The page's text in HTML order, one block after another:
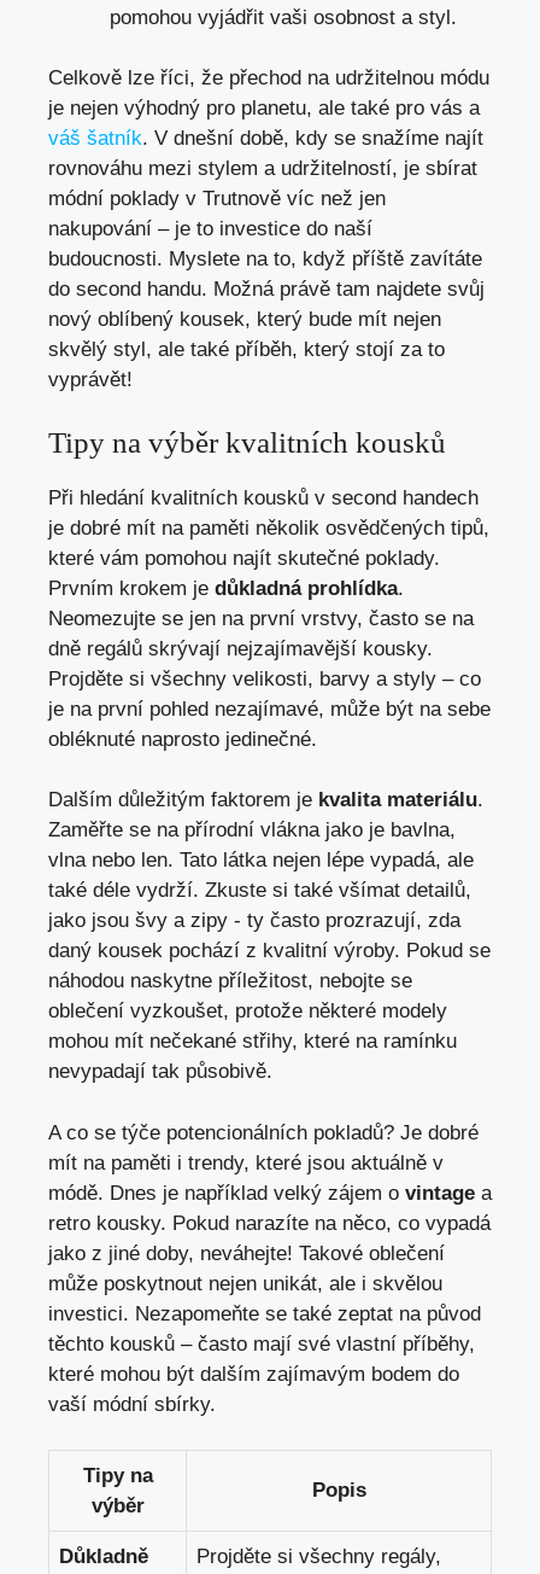
pomohou vyjádřit vaši osobnost‌ a styl.
Celkově lze říci, že přechod na udržitelnou módu
je nejen výhodný pro ⁤planetu,⁣ ale také pro vás​ a
váš šatník.⁢ V dnešní době, kdy ⁢se‍ snažíme najít
rovnováhu mezi stylem a udržitelností, je‌ sbírat
módní poklady v ​Trutnově ‌víc než jen
nakupování – je to investice⁤ do naší⁣
budoucnosti. Myslete na to, když příště zavítáte
do ⁤second ⁢handu. Možná ⁤právě ‌tam‍ najdete svůj
nový oblíbený kousek, který bude mít nejen‍
skvělý styl, ​ale také příběh, který‌ stojí ‌za to
vyprávět!
Tipy na ‍výběr kvalitních kousků
Při hledání kvalitních⁢ kousků ⁢v second⁣ handech
je dobré mít na ‍paměti několik​ osvědčených tipů,
​které vám ​pomohou najít ​skutečné poklady.
Prvním krokem je důkladná prohlídka.
‍Neomezujte se jen na první vrstvy, ‍často se na
dně regálů skrývají nejzajímavější kousky.
Projděte ​si všechny velikosti, ⁤barvy a styly ​– co​
je na první pohled nezajímavé,‍ může být na sebe
⁢obléknuté naprosto‌ jedinečné.
Dalším ⁢důležitým ⁤faktorem ⁣je kvalita materiálu.
⁣Zaměřte se na‍ přírodní vlákna jako ​je bavlna,
vlna⁣ nebo len. Tato látka nejen lépe ‍vypadá, ale
také ⁢déle vydrží. ‌Zkuste si⁤ také všímat ⁤detailů,
jako jsou⁤ švy a​ zipy ‍- ty často ⁤prozrazují, zda
daný kousek pochází z kvalitní⁤ výroby. Pokud se
náhodou naskytne příležitost,‍ nebojte se⁤
oblečení vyzkoušet, protože některé modely
mohou mít ⁢nečekané střihy, které na ramínku⁣
nevypadají tak působivě.
A co se⁤ týče potencionálních pokladů? Je dobré
mít na⁤ paměti i​ trendy, které jsou aktuálně v
módě. Dnes je například velký zájem o‍ vintage a
retro ‍kousky. Pokud⁢ narazíte ‍na něco, co‌ vypadá
⁤jako z jiné doby, neváhejte! ⁤Takové oblečení
může poskytnout nejen unikát, ale i skvělou
‍investici. Nezapomeňte⁢ se také zeptat na původ‍
těchto kousků – často⁤ mají⁣ své ​vlastní příběhy,
které mohou být dalším zajímavým bodem do
vaší módní‌ sbírky.
Tipy na
výběr
Popis
Důkladně
Projděte si všechny regály, ​